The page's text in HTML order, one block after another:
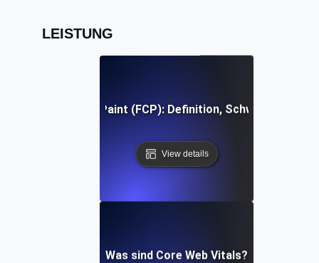
LEISTUNG
First Contentful Paint (FCP): Definition, Schwellenwerte,
View details
Was sind Core Web Vitals?